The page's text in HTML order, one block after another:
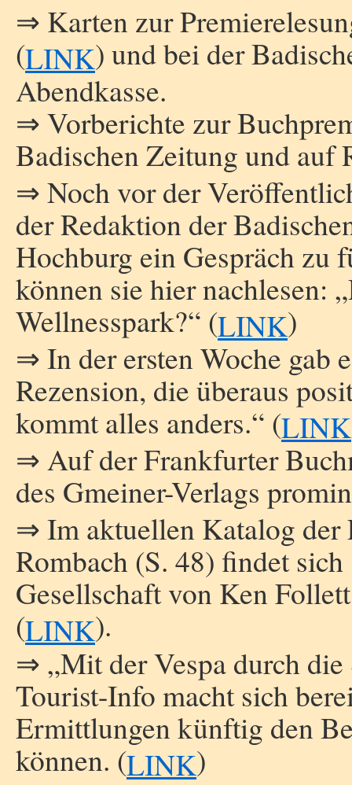
⇒ Karten zur
(LINK) und bei der
Abendkasse.
⇒ Vorberichte zur
Badischen Zeitung und auf
⇒ Noch vor der
der Redaktion der
Hochburg ein Gespräch zu
können sie hier nachlesen:
Wellnesspark?“ (LINK)
⇒ In der ersten Woche gab
Rezension, die überaus
kommt alles anders.“ (LINK
⇒ Auf der Frankfurter
des Gmeiner-Verlags
⇒ Im aktuellen Katalog der
Rombach (S. 48) findet
Gesellschaft von Ken
(LINK).
⇒ „Mit der Vespa durch
Tourist-Info macht sich
Ermittlungen künftig den
können. (LINK)